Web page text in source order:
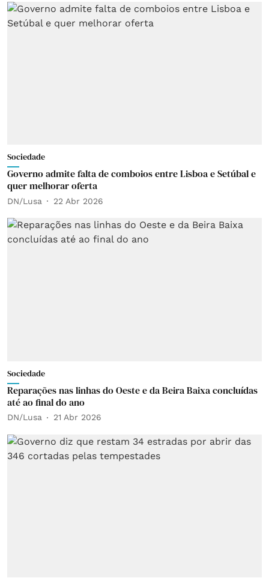
Sociedade
Governo admite falta de comboios entre Lisboa e Setúbal e
quer melhorar oferta
DN/Lusa 22 Abr 2026
Sociedade
Reparações nas linhas do Oeste e da Beira Baixa concluídas
até ao final do ano
DN/Lusa 21 Abr 2026